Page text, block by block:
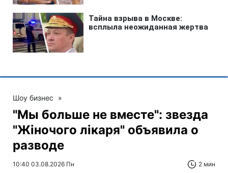
Шоу бизнес »
"Мы больше не вместе": звезда
"Жіночого лікаря" объявила о
разводе
10:40 03.08.2026 Пн 2 мин